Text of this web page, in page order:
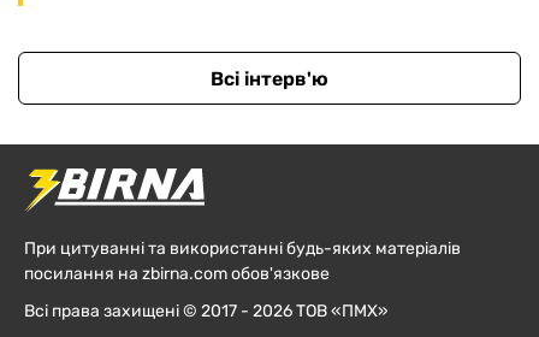
Всі інтерв'ю
При цитуванні та використанні будь-яких матеріалів
посилання на zbirna.com обов'язкове
Всі права захищені © 2017 - 2026 ТОВ «ПМХ»